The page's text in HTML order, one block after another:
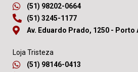
(51) 98202-0664
(51) 3245-1177
Av. Eduardo Prado, 1250 - Porto
Loja Tristeza
(51) 98146-0413